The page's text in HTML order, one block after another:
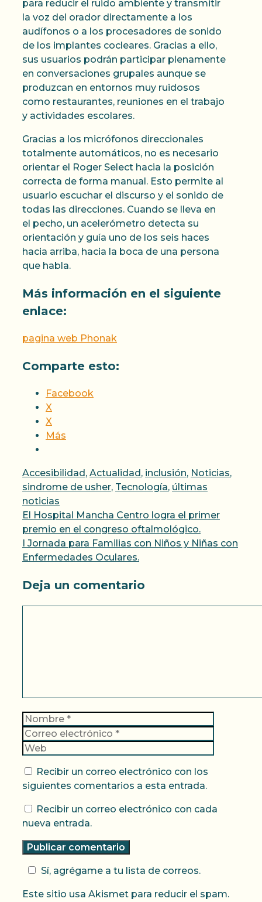
para reducir el ruido ambiente y transmitir
la voz del orador directamente a los
audífonos o a los procesadores de sonido
de los implantes cocleares. Gracias a ello,
sus usuarios podrán participar plenamente
en conversaciones grupales aunque se
produzcan en entornos muy ruidosos
como restaurantes, reuniones en el trabajo
y actividades escolares.
Gracias a los micrófonos direccionales
totalmente automáticos, no es necesario
orientar el Roger Select hacia la posición
correcta de forma manual. Esto permite al
usuario escuchar el discurso y el sonido de
todas las direcciones. Cuando se lleva en
el pecho, un acelerómetro detecta su
orientación y guía uno de los seis haces
hacia arriba, hacia la boca de una persona
que habla.
Más información en el siguiente
enlace:
pagina web Phonak
Comparte esto:
Facebook
X
X
Más
Categorías
Accesibilidad, Actualidad, inclusión, Noticias,
sindrome de usher, Tecnología, últimas
noticias
El Hospital Mancha Centro logra el primer
premio en el congreso oftalmológico.
I Jornada para Familias con Niños y Niñas con
Enfermedades Oculares.
Deja un comentario
Nombre
Recibir un correo electrónico con los
siguientes comentarios a esta entrada.
Recibir un correo electrónico con cada
nueva entrada.
Sí, agrégame a tu lista de correos.
Este sitio usa Akismet para reducir el spam.